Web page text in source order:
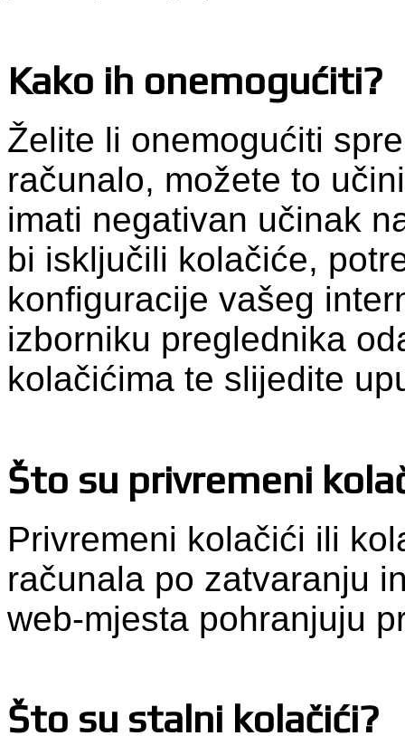
Kako ih onemogućiti?
Želite li onemogućiti
računalo, možete to
imati negativan učinak
bi isključili kolačiće,
konfiguracije vašeg
izborniku preglednika
kolačićima te slijedite
Što su privremeni
Privremeni kolačići ili
računala po zatvaranju
web-mjesta pohranjuju
Što su stalni kolačići?